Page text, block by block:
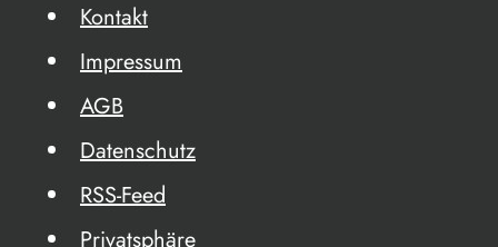
Kontakt
Impressum
AGB
Datenschutz
RSS-Feed
Privatsphäre